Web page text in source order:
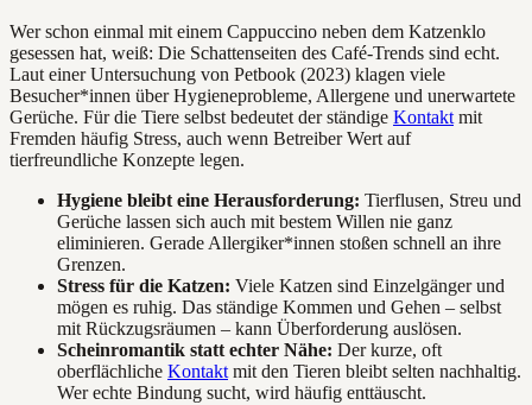
Wer schon einmal mit einem Cappuccino neben dem Katzenklo
gesessen hat, weiß: Die Schattenseiten des Café-Trends sind echt.
Laut einer Untersuchung von Petbook (2023) klagen viele
Besucher*innen über Hygieneprobleme, Allergene und unerwartete
Gerüche. Für die Tiere selbst bedeutet der ständige Kontakt mit
Fremden häufig Stress, auch wenn Betreiber Wert auf
tierfreundliche Konzepte legen.
Hygiene bleibt eine Herausforderung: Tierflusen, Streu und
Gerüche lassen sich auch mit bestem Willen nie ganz
eliminieren. Gerade Allergiker*innen stoßen schnell an ihre
Grenzen.
Stress für die Katzen: Viele Katzen sind Einzelgänger und
mögen es ruhig. Das ständige Kommen und Gehen – selbst
mit Rückzugsräumen – kann Überforderung auslösen.
Scheinromantik statt echter Nähe: Der kurze, oft
oberflächliche Kontakt mit den Tieren bleibt selten nachhaltig.
Wer echte Bindung sucht, wird häufig enttäuscht.